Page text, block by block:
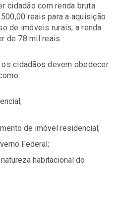
cidadão com renda bruta
reais para a aquisição
de imóveis rurais, a renda
de 78 mil reais.
cidadãos devem obedecer
residencial;
de imóvel residencial;
Federal;
habitacional do